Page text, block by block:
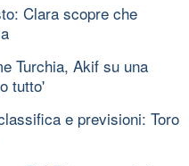
Clara scopre che
Turchia, Akif su una
tutto'
e previsioni: Toro